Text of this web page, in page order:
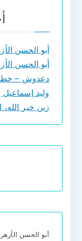
أبو الحسن
أبو الحسن
دعدوش –
وليد
زين خير
أبو الحسن